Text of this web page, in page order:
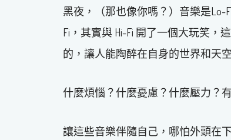
黑夜，（那也像你嗎？）音樂是Lo-
Fi，其實與 Hi-Fi 開了一個大玩笑，
的，讓人能陶醉在自身的世界和天
什麼煩惱？什麼憂慮？什麼壓力？
讓這些音樂伴隨自己，哪怕外頭在